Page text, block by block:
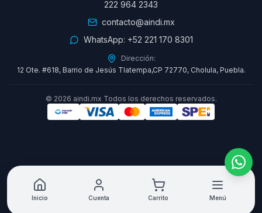
222 964 2343
contacto@aindi.mx
WhatsApp: +52 221 170 8301
Dirección:
12 Ote. #618, Barrio de Jesús Tlatempa,CP 72770, Cholula, Puebla.
© 2026 aindi.mx Todos los derechos reservados.
Inicio Cuenta Carrito Menú